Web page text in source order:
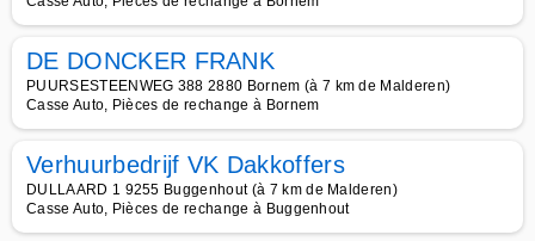
DE DONCKER FRANK
PUURSESTEENWEG 388 2880 Bornem (à 7 km de Malderen)
Casse Auto, Pièces de rechange à Bornem
Verhuurbedrijf VK Dakkoffers
DULLAARD 1 9255 Buggenhout (à 7 km de Malderen)
Casse Auto, Pièces de rechange à Buggenhout